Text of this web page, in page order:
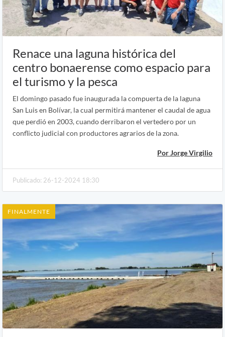
Renace una laguna histórica del
centro bonaerense como espacio para
el turismo y la pesca
El domingo pasado fue inaugurada la compuerta de la laguna
San Luis en Bolívar, la cual permitirá mantener el caudal de agua
que perdió en 2003, cuando derribaron el vertedero por un
conflicto judicial con productores agrarios de la zona.
Por Jorge Virgilio
Publicado: 26-12-2024 18:30
FINALMENTE